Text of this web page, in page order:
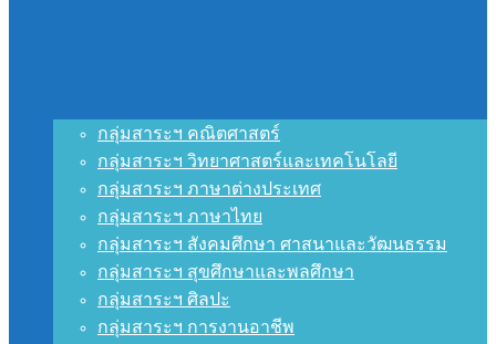
กลุ่มสาระฯ คณิตศาสตร์
กลุ่มสาระฯ วิทยาศาสตร์และเทคโนโลยี
กลุ่มสาระฯ ภาษาต่างประเทศ
กลุ่มสาระฯ ภาษาไทย
กลุ่มสาระฯ สังคมศึกษา ศาสนาและวัฒนธรรม
กลุ่มสาระฯ สุขศึกษาและพลศึกษา
กลุ่มสาระฯ ศิลปะ
กลุ่มสาระฯ การงานอาชีพ